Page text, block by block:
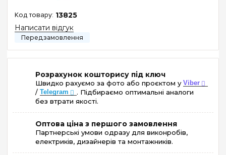
13825
Написати відгук
Розрахунок кошторису під ключ
Швидко рахуємо за фото або проєктом у Viber
/ Telegram
. Підбираємо оптимальні аналоги
без втрати якості.
Оптова ціна з першого замовлення
Партнерські умови одразу для виконробів,
електриків, дизайнерів та монтажників.